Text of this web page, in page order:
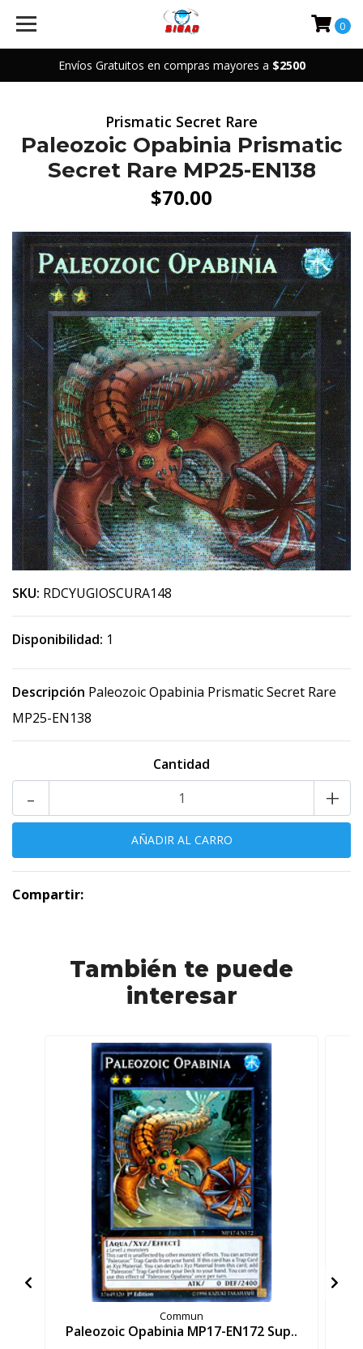
Envíos Gratuitos en compras mayores a $2500
0
Prismatic Secret Rare
Paleozoic Opabinia Prismatic
Secret Rare MP25-EN138
$70.00
SKU: RDCYUGIOSCURA148
Disponibilidad: 1
Descripción Paleozoic Opabinia Prismatic Secret Rare
MP25-EN138
Cantidad
+
-
Compartir:
También te puede
interesar
Commun
Paleozoic Opabinia MP17-EN172 Sup..